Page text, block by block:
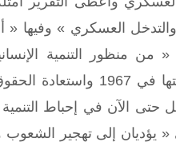
والتدخل العسكري »
من منظور التنمية
للأراضي التي
حتى الآن في إحباط
يؤديان إلى تهجير الشعوب